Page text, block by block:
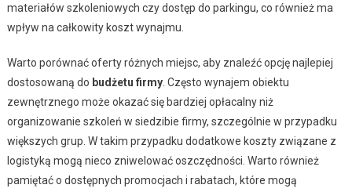
materiałów szkoleniowych czy dostęp do parkingu, co również ma
wpływ na całkowity koszt wynajmu.
Warto porównać oferty różnych miejsc, aby znaleźć opcję najlepiej
dostosowaną do budżetu firmy. Często wynajem obiektu
zewnętrznego może okazać się bardziej opłacalny niż
organizowanie szkoleń w siedzibie firmy, szczególnie w przypadku
większych grup. W takim przypadku dodatkowe koszty związane z
logistyką mogą nieco zniwelować oszczędności. Warto również
pamiętać o dostępnych promocjach i rabatach, które mogą